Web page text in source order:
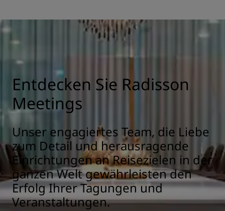
Entdecken Sie Radisson
Meetings
Unser engagiertes Team, die Liebe
zum Detail und herausragende
Einrichtungen an Reisezielen in der
ganzen Welt gewährleisten den
Erfolg Ihrer Tagungen und
Veranstaltungen.